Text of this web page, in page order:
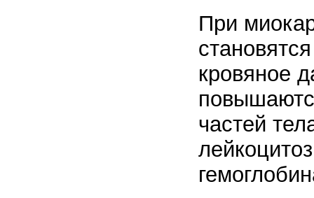
При
кровяное
частей